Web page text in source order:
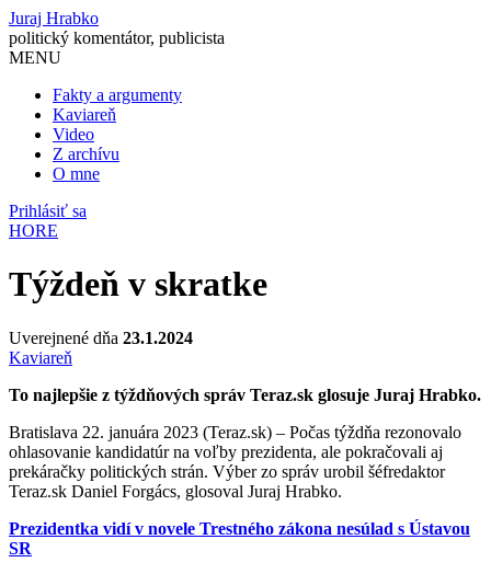
Juraj Hrabko
politický komentátor, publicista
MENU
Fakty a argumenty
Kaviareň
Video
Z archívu
O mne
Prihlásiť sa
HORE
Týždeň v skratke
Uverejnené dňa 23.1.2024
Kaviareň
To najlepšie z týždňových správ Teraz.sk glosuje Juraj Hrabko.
Bratislava 22. januára 2023 (Teraz.sk) – Počas týždňa rezonovalo
ohlasovanie kandidatúr na voľby prezidenta, ale pokračovali aj
prekáračky politických strán. Výber zo správ urobil šéfredaktor
Teraz.sk Daniel Forgács, glosoval Juraj Hrabko.
Prezidentka vidí v novele Trestného zákona nesúlad s Ústavou
SR